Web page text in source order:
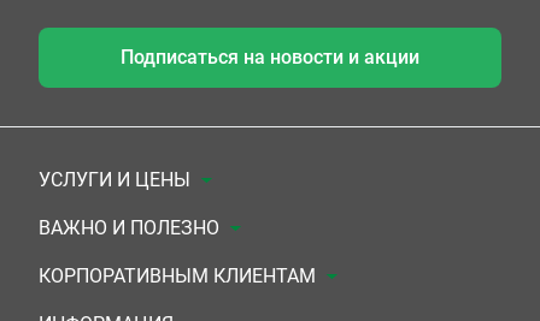
Подписаться на новости и акции
УСЛУГИ И ЦЕНЫ
Анализы
Комплексы
ВАЖНО И ПОЛЕЗНО
Документы для заключения договора
КОРПОРАТИВНЫМ КЛИЕНТАМ